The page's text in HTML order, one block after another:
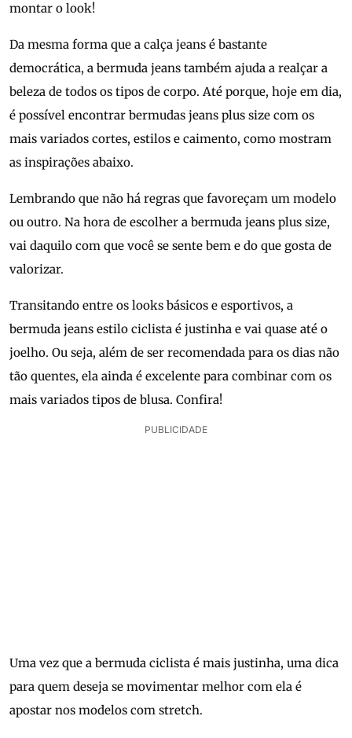
montar o look!
Da mesma forma que a calça jeans é bastante
democrática, a bermuda jeans também ajuda a realçar a
beleza de todos os tipos de corpo. Até porque, hoje em dia,
é possível encontrar bermudas jeans plus size com os
mais variados cortes, estilos e caimento, como mostram
as inspirações abaixo.
Lembrando que não há regras que favoreçam um modelo
ou outro. Na hora de escolher a bermuda jeans plus size,
vai daquilo com que você se sente bem e do que gosta de
valorizar.
Transitando entre os looks básicos e esportivos, a
bermuda jeans estilo ciclista é justinha e vai quase até o
joelho. Ou seja, além de ser recomendada para os dias não
tão quentes, ela ainda é excelente para combinar com os
mais variados tipos de blusa. Confira!
PUBLICIDADE
Uma vez que a bermuda ciclista é mais justinha, uma dica
para quem deseja se movimentar melhor com ela é
apostar nos modelos com stretch.